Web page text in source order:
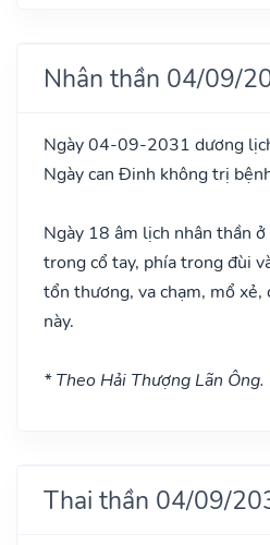
Nhân thần 04/09/
Ngày 04-09-2031 dương
Ngày can Đinh không trị
Ngày 18 âm lịch nhân thần
trong cổ tay, phía trong đùi
tổn thương, va chạm, mổ xẻ,
này.
* Theo Hải Thượng Lãn Ông.
Thai thần 04/09/